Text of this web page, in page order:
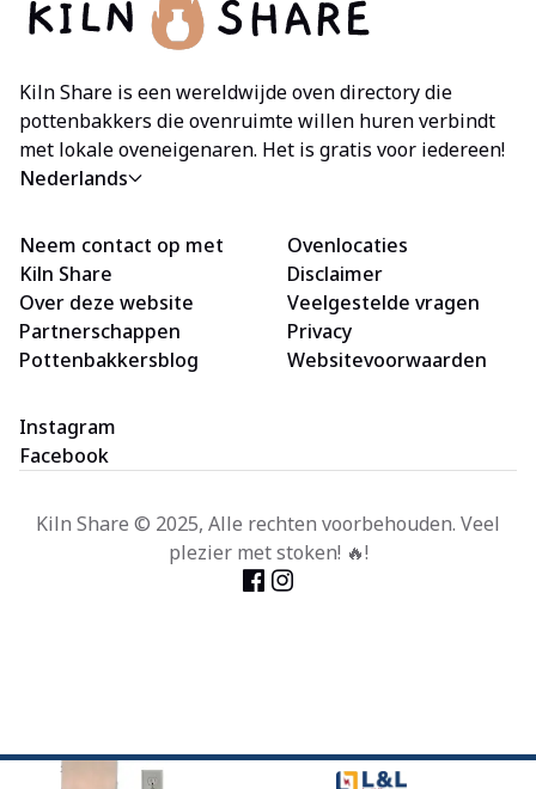
Kiln Share is een wereldwijde oven directory die
pottenbakkers die ovenruimte willen huren verbindt
met lokale oveneigenaren. Het is gratis voor iedereen!
Nederlands
Neem contact op met
Kiln Share
Over deze website
Partnerschappen
Pottenbakkersblog
Ovenlocaties
Disclaimer
Veelgestelde vragen
Privacy
Websitevoorwaarden
Instagram
Facebook
Kiln Share © 2025, Alle rechten voorbehouden. Veel
plezier met stoken! 🔥!